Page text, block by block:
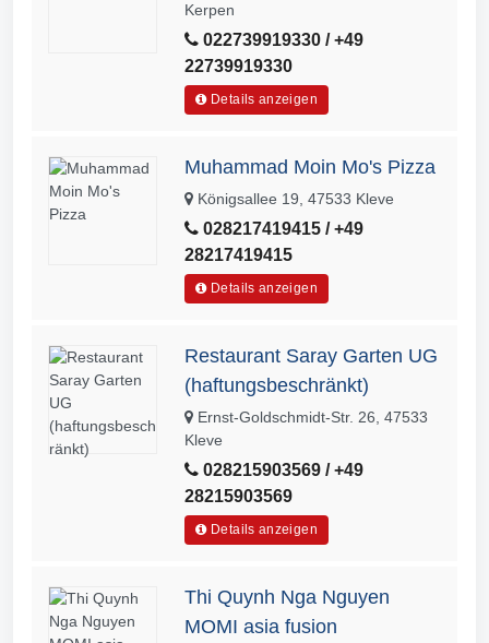
Kerpen
022739919330 / +49
22739919330
Details anzeigen
Muhammad Moin Mo's Pizza
Königsallee 19, 47533 Kleve
028217419415 / +49
28217419415
Details anzeigen
Restaurant Saray Garten UG
(haftungsbeschränkt)
Ernst-Goldschmidt-Str. 26, 47533
Kleve
028215903569 / +49
28215903569
Details anzeigen
Thi Quynh Nga Nguyen
MOMI asia fusion